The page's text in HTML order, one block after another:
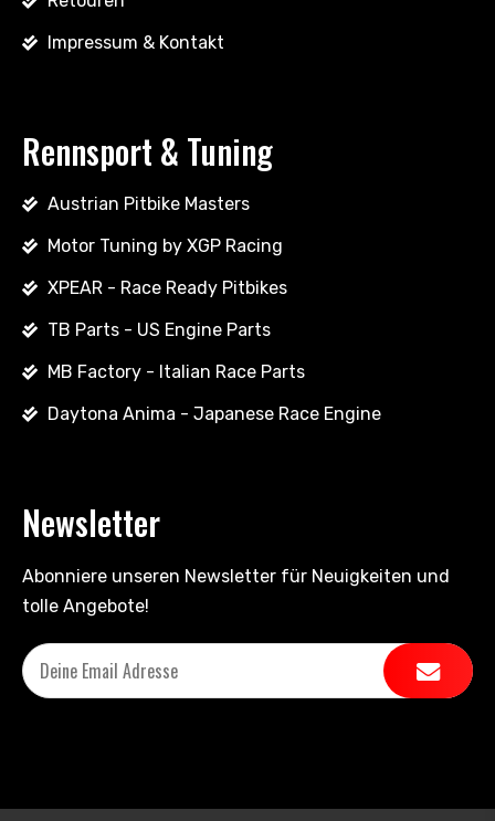
Impressum & Kontakt
Rennsport & Tuning
Austrian Pitbike Masters
Motor Tuning by XGP Racing
XPEAR - Race Ready Pitbikes
TB Parts - US Engine Parts
MB Factory - Italian Race Parts
Daytona Anima - Japanese Race Engine
Newsletter
Abonniere unseren Newsletter für Neuigkeiten und
tolle Angebote!